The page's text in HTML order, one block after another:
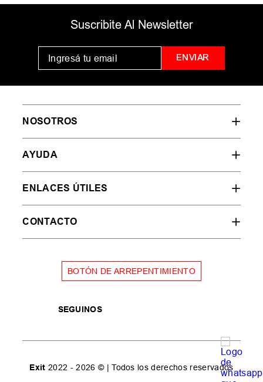
Suscribite Al Newsletter
ENVIAR
NOSOTROS
AYUDA
ENLACES ÚTILES
CONTACTO
BOTÓN DE ARREPENTIMIENTO
SEGUINOS
Exit 2022 - 2026 © | Todos los derechos reservados